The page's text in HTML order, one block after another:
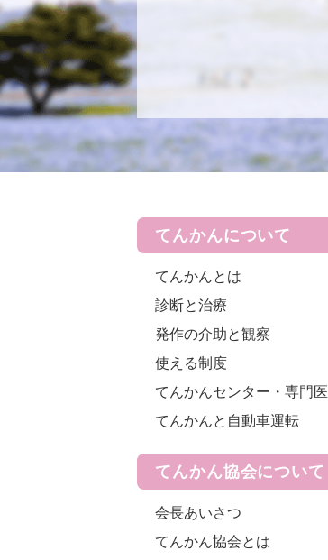
てんかんについて
てんかんとは
診断と治療
発作の介助と観察
使える制度
てんかんセンター・専門医
てんかんと自動車運転
てんかん協会について
会長あいさつ
てんかん協会とは